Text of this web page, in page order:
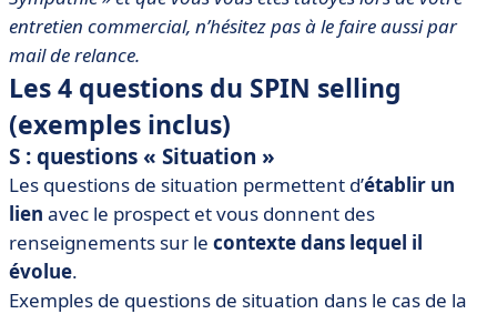
entretien commercial, n’hésitez pas à le faire aussi par
mail de relance.
Les 4 questions du SPIN selling
(exemples inclus)
S : questions « Situation »
Les questions de situation permettent d’établir un
lien avec le prospect et vous donnent des
renseignements sur le contexte dans lequel il
évolue.
Exemples de questions de situation dans le cas de la